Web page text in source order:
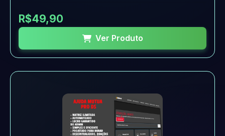
R$49,90
Ver Produto